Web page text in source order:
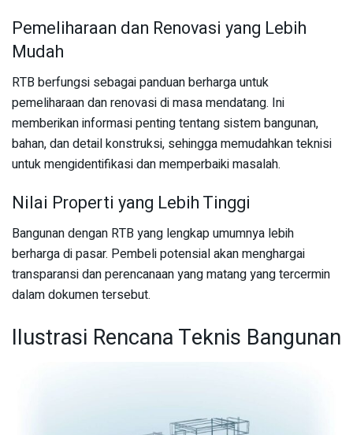
Pemeliharaan dan Renovasi yang Lebih
Mudah
RTB berfungsi sebagai panduan berharga untuk
pemeliharaan dan renovasi di masa mendatang. Ini
memberikan informasi penting tentang sistem bangunan,
bahan, dan detail konstruksi, sehingga memudahkan teknisi
untuk mengidentifikasi dan memperbaiki masalah.
Nilai Properti yang Lebih Tinggi
Bangunan dengan RTB yang lengkap umumnya lebih
berharga di pasar. Pembeli potensial akan menghargai
transparansi dan perencanaan yang matang yang tercermin
dalam dokumen tersebut.
Ilustrasi Rencana Teknis Bangunan